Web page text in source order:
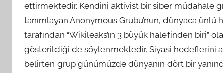
ettirmektedir. Kendini aktivist bir siber müdahale
tanımlayan Anonymous Grubu’nun, dünyaca ünlü
tarafından “Wikileaks’ın 3 büyük halefinden biri”
gösterildiği de söylenmektedir. Siyasi hedeflerini
belirten grup günümüzde dünyanın dört bir